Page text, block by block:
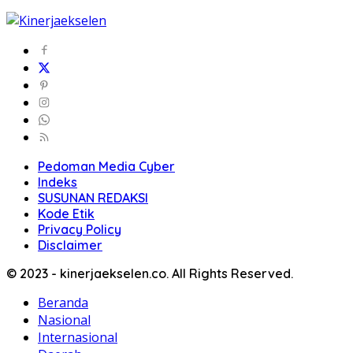
Pedoman Media Cyber
Indeks
SUSUNAN REDAKSI
Kode Etik
Privacy Policy
Disclaimer
© 2023 - kinerjaekselen.co. All Rights Reserved.
Beranda
Nasional
Internasional